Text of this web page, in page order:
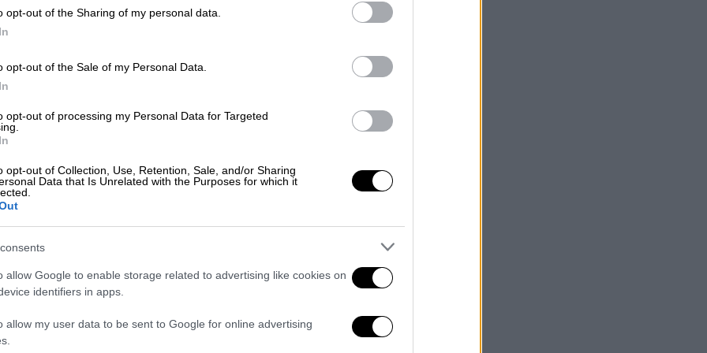
opt-out of the Sharing of my personal data.
opt-out of the Sale of my Personal Data.
opt-out of processing my Personal Data for Targeted
opt-out of Collection, Use, Retention, Sale, and/or Sharing
Data that Is Unrelated with the Purposes for which it
allow Google to enable storage related to advertising like cookies on
identifiers in apps.
allow my user data to be sent to Google for online advertising
Τουρκίας
Κόσμος|04.07.2022 22:05
Ερντογάν το 2023, θα με
Μιλώντας στους Financial Times ο
Κόσμος|25.02.2022 18:43